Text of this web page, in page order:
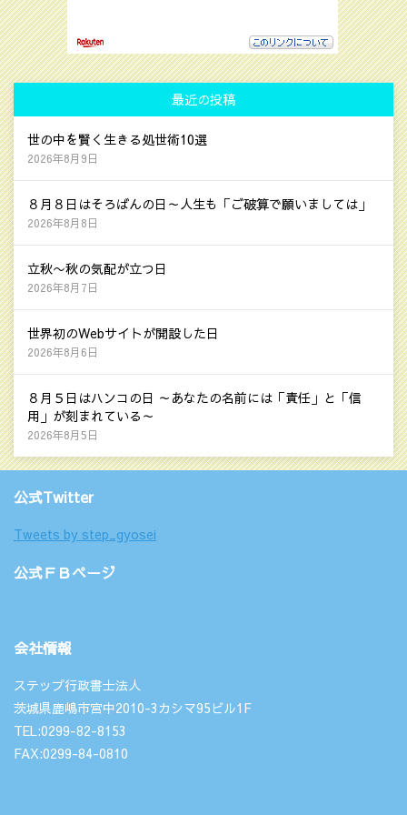
最近の投稿
世の中を賢く生きる処世術10選
2026年8月9日
８月８日はそろばんの日～人生も「ご破算で願いましては」
2026年8月8日
立秋〜秋の気配が立つ日
2026年8月7日
世界初のWebサイトが開設した日
2026年8月6日
８月５日はハンコの日 ～あなたの名前には「責任」と「信
用」が刻まれている～
2026年8月5日
公式Twitter
Tweets by step_gyosei
公式ＦＢページ
会社情報
ステップ行政書士法人
茨城県鹿嶋市宮中2010-3カシマ95ビル1F
TEL:0299-82-8153
FAX:0299-84-0810